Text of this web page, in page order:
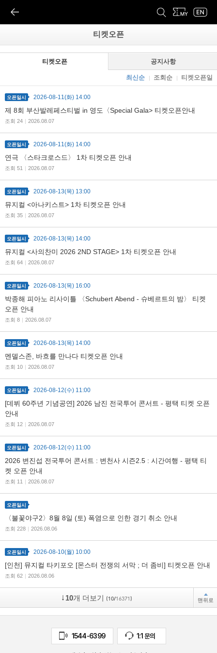
예 검색 마이티
티켓오픈
티켓오픈 공지사항
최신순 조회순 티켓오픈일
오픈일시 2026-08-11(화) 14:00
제 8회 부산발레페스티벌 in 영도〈Special Gala> 티켓오픈안내
조회 24 | 2026.08.07
오픈일시 2026-08-11(화) 14:00
연극 〈스타크로스드〉 1차 티켓오픈 안내
조회 51 | 2026.08.07
오픈일시 2026-08-13(목) 13:00
뮤지컬 <아나키스트> 1차 티켓오픈 안내
조회 35 | 2026.08.07
오픈일시 2026-08-13(목) 14:00
뮤지컬 <사의찬미 2026 2ND STAGE> 1차 티켓오픈 안내
조회 64 | 2026.08.07
오픈일시 2026-08-13(목) 16:00
박종해 피아노 리사이틀 〈Schubert Abend - 슈베르트의 밤〉 티켓
오픈 안내
조회 8 | 2026.08.07
오픈일시 2026-08-13(목) 14:00
멘델스존, 바흐를 만나다 티켓오픈 안내
조회 10 | 2026.08.07
오픈일시 2026-08-12(수) 11:00
[데뷔 60주년 기념공연] 2026 남진 전국투어 콘서트 - 평택 티켓 오픈
안내
조회 12 | 2026.08.07
오픈일시 2026-08-12(수) 11:00
2026 변진섭 전국투어 콘서트 : 변천사 시즌2.5 : 시간여행 - 평택 티
켓 오픈 안내
조회 11 | 2026.08.07
오픈일시
〈불꽃야구2〉8월 8일 (토) 폭염으로 인한 경기 취소 안내
조회 228 | 2026.08.06
오픈일시 2026-08-10(월) 10:00
[인천] 뮤지컬 타키포오 [몬스터 전쟁의 서막 ; 더 좀비] 티켓오픈 안내
조회 62 | 2026.08.06
10개 더보기 (10/16371) 맨위로
1544-6399 1:1 문의